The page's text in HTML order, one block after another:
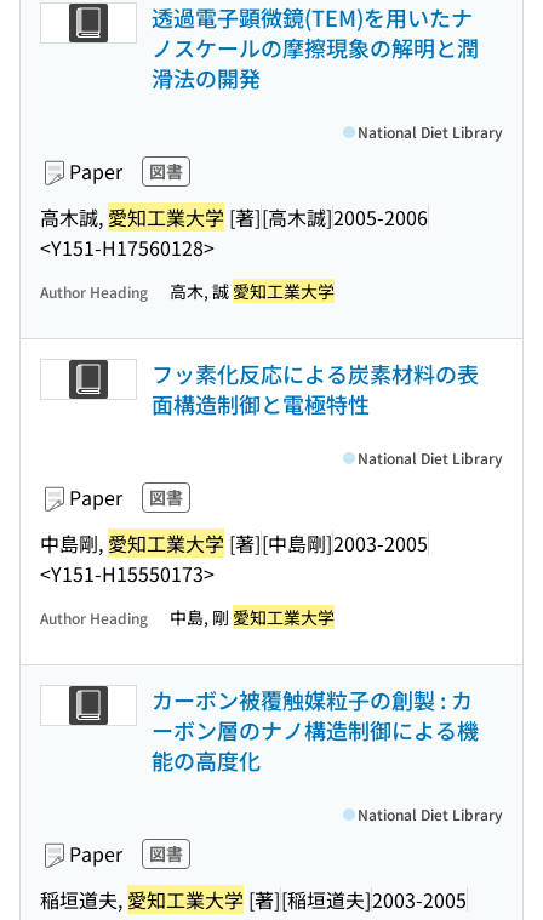
透過電子顕微鏡(TEM)を用いたナ
ノスケールの摩擦現象の解明と潤
滑法の開発
Paper 図書
高木誠, 愛知工業大学 [著][高木誠]2005-2006
<Y151-H17560128>
National Diet Library
Author Heading 高木, 誠 愛知工業大学
フッ素化反応による炭素材料の表
面構造制御と電極特性
Paper 図書
中島剛, 愛知工業大学 [著][中島剛]2003-2005
<Y151-H15550173>
National Diet Library
Author Heading 中島, 剛 愛知工業大学
カーボン被覆触媒粒子の創製 : カ
ーボン層のナノ構造制御による機
能の高度化
Paper 図書
稲垣道夫, 愛知工業大学 [著][稲垣道夫]2003-2005
National Diet Library